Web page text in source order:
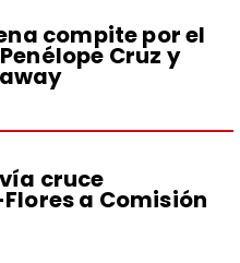
compite por el
Cruz y
cruce
a Comisión